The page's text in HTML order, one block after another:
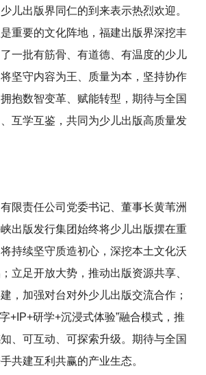
儿出版界同仁的到来表示热烈欢迎。
重要的文化阵地，福建出版界深挖丰
一批有筋骨、有道德、有温度的少儿
坚守内容为王、质量为本，坚持协作
抱数智变革、赋能转型，期待与全国
互学互鉴，共同为少儿出版高质量发
限责任公司党委书记、董事长黄苇洲
出版发行集团始终将少儿出版摆在重
持续坚守质造初心，深挖本土文化沃
立足开放大势，推动出版资源共享、
，加强对台对外少儿出版交流合作；
+IP+研学+沉浸式体验”融合模式，推
、可互动、可探索升级。期待与全国
共建互利共赢的产业生态。